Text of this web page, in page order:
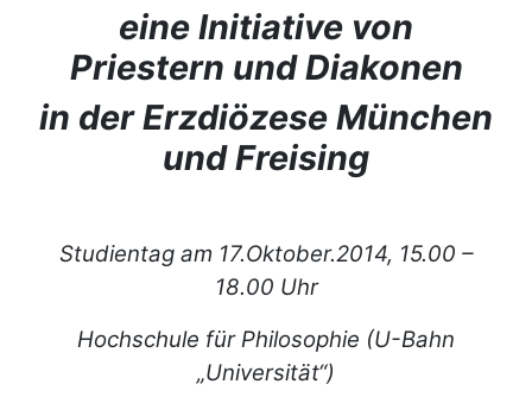
eine Initiative von
Priestern und Diakonen
in der Erzdiözese München
und Freising
Studientag am 17.Oktober.2014, 15.00 –
18.00 Uhr
Hochschule für Philosophie (U-Bahn
„Universität“)